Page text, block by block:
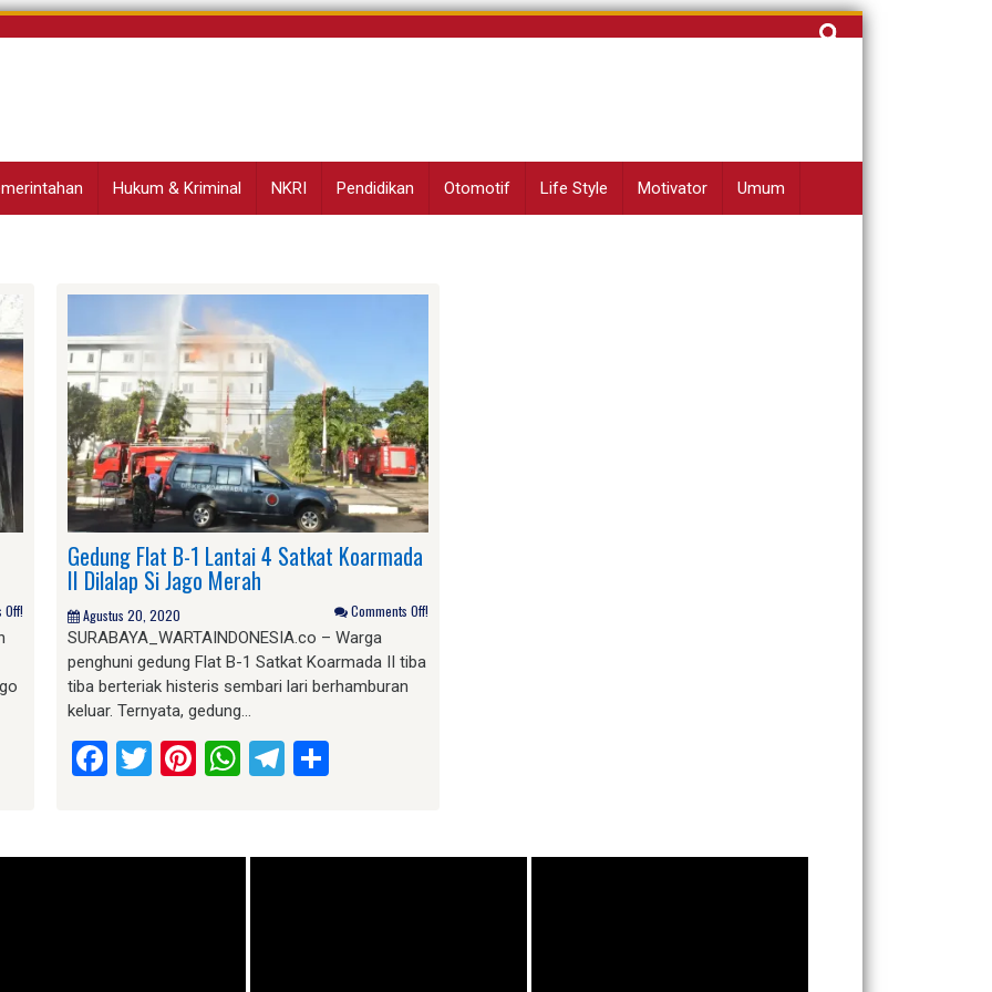
Cari
Hukum & Kriminal NKRI Pendidikan Otomotif Life Style Motivator Umum
Gedung Flat B-1 Lantai 4 Satkat Koarmada
II Dilalap Si Jago Merah
Agustus 20, 2020 Comments Off!
SURABAYA_WARTAINDONESIA.co – Warga
penghuni gedung Flat B-1 Satkat Koarmada II tiba
tiba berteriak histeris sembari lari berhamburan
keluar. Ternyata, gedung…
Facebook
Twitter
Pinterest
WhatsApp
Telegram
Share